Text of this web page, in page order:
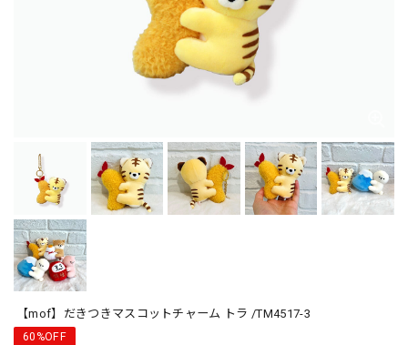
【mof】だきつきマスコットチャーム トラ /TM4517-3
60%OFF